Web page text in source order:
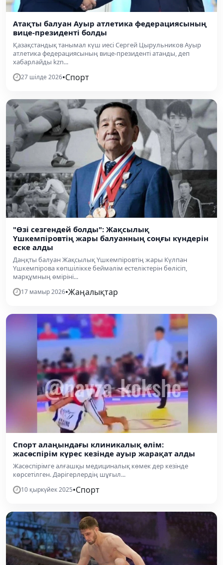
Атақты балуан Ауыр атлетика федерациясының
вице-президенті болды
Қазақстандық танымал күш иесі Сергей Цырульников Ауыр
атлетика федерациясының вице-президенті атанды, деп
хабарлайды kzn...
27 шілде 2026•Спорт
"Өзі сезгендей болды": Жақсылық
Үшкемпіровтің жары балуанның соңғы күндерін
еске алды
Даңқты балуан Жақсылық Үшкемпіровтің жары Күлпан
Үшкемпірова көпшілікке беймәлім естеліктерін бөлісіп,
марқұмның өміріні...
17 мамыр 2026•Жаңалықтар
Спорт алаңындағы клиникалық өлім:
жасөспірім күрес кезінде ауыр жарақат алды
Жасөспірімге алғашқы медициналық көмек дер кезінде
көрсетілген. Дәрігерлердің шұғыл...
10 қыркүйек 2025•Спорт